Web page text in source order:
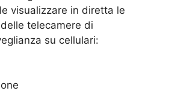
visualizzare in diretta le
telecamere di
su cellulari: